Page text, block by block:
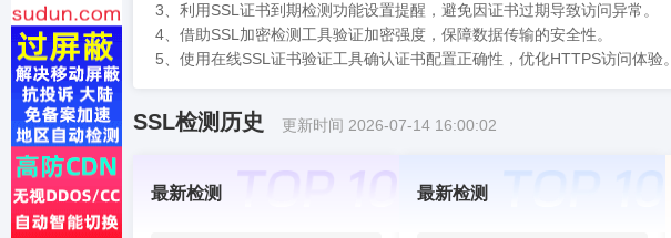
3、利用SSL证书到期检测功能设置提醒，避免因证书过期导致访问异常。
4、借助SSL加密检测工具验证加密强度，保障数据传输的安全性。
5、使用在线SSL证书验证工具确认证书配置正确性，优化HTTPS访问体验。
SSL检测历史 更新时间 2026-07-14 16:00:02
最新检测 最新检测